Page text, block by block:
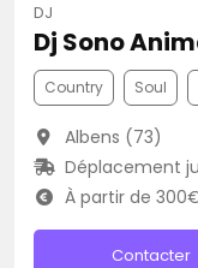
DJ
Dj Sono
Country Soul
Albens (73)
Déplacement
À partir de
Contacter